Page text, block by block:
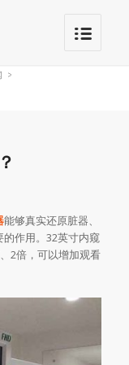
>
能够真实还原脏器、
作用。32英寸内窥
2倍，可以增加观看